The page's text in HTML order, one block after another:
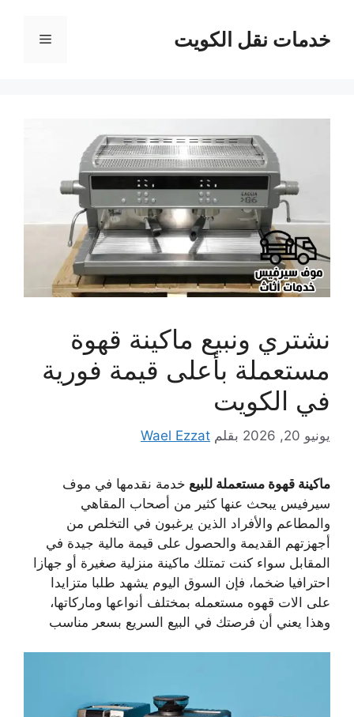
المحتوىخدمات نقل الكويت القائمة
نشتري ونبيع ماكينة قهوة
مستعملة بأعلى قيمة فورية
في الكويت
يونيو 20, 2026 بقلم Wael Ezzat
ماكينة قهوة مستعملة للبيع خدمة نقدمها في موف
سيرفيس يبحث عنها كثير من أصحاب المقاهي
والمطاعم والأفراد الذين يرغبون في التخلص من
أجهزتهم القديمة والحصول على قيمة مالية جيدة في
المقابل سواء كنت تمتلك ماكينة منزلية صغيرة أو جهازا
احترافيا ضخما، فإن السوق اليوم يشهد طلبا متزايدا
على الات قهوه مستعمله بمختلف أنواعها وماركاتها،
وهذا يعني أن فرصتك في البيع السريع بسعر مناسب